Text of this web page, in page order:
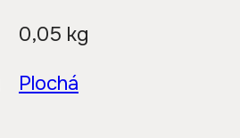
0,05 kg
Plochá